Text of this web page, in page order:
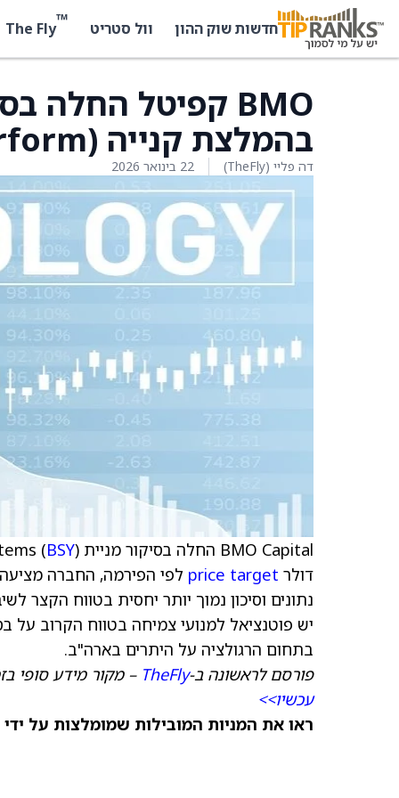
חדשות שוק ההון וול סטריט ™
The Fly
בהמלצת קנייה (Outperform)
דה פליי (TheFly) 22 בינואר 2026
BMO Capital החלה בסיקור מניית Bentley Systems (
BSY
דולר price target לפי הפירמה, החברה מציעה
בתחום הרגולציה על היתרים בארה"ב.
פורסם לראשונה ב-TheFly – מקור מידע סופי
עכשיו>>
ראו את המניות המובילות שמומלצות על